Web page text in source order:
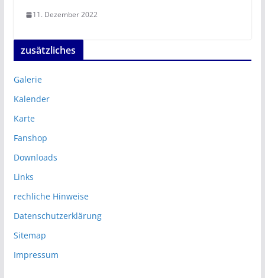
11. Dezember 2022
zusätzliches
Galerie
Kalender
Karte
Fanshop
Downloads
Links
rechliche Hinweise
Datenschutzerklärung
Sitemap
Impressum